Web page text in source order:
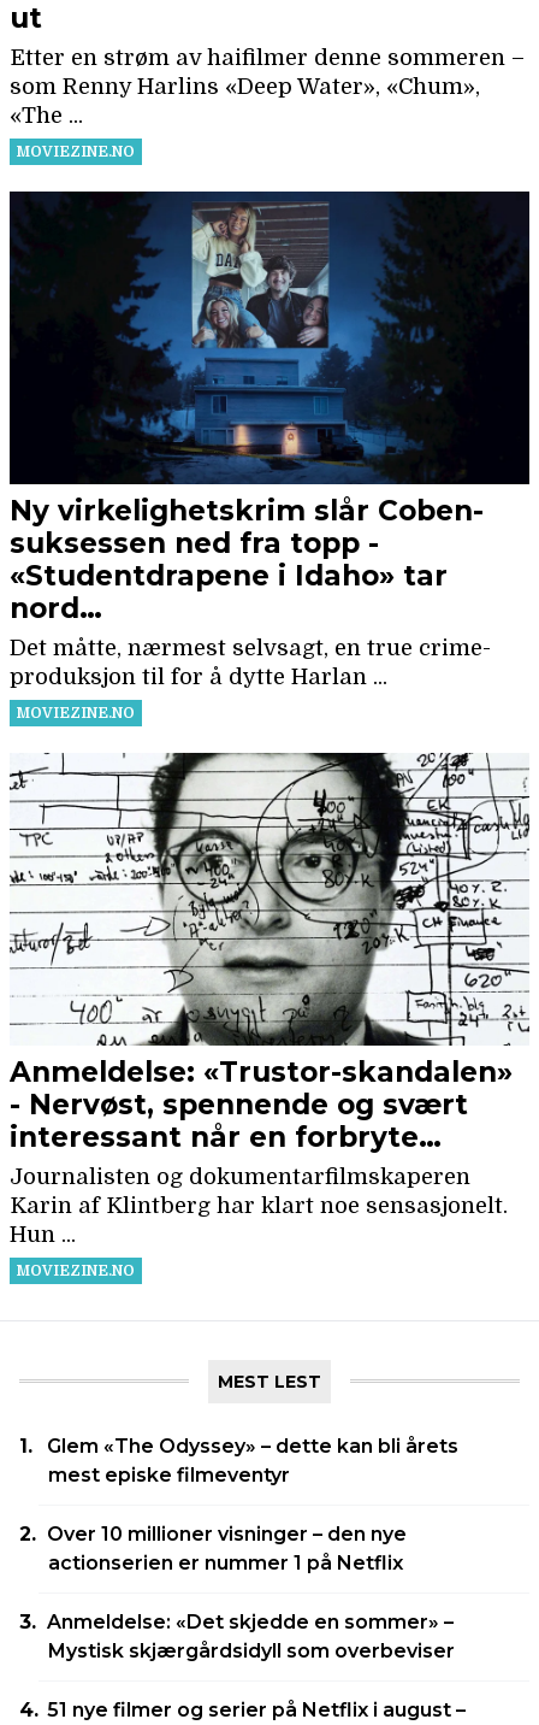
MEST LEST
Glem «The Odyssey» – dette kan bli årets
mest episke filmeventyr
Over 10 millioner visninger – den nye
actionserien er nummer 1 på Netflix
Anmeldelse: «Det skjedde en sommer» –
Mystisk skjærgårdsidyll som overbeviser
51 nye filmer og serier på Netflix i august –